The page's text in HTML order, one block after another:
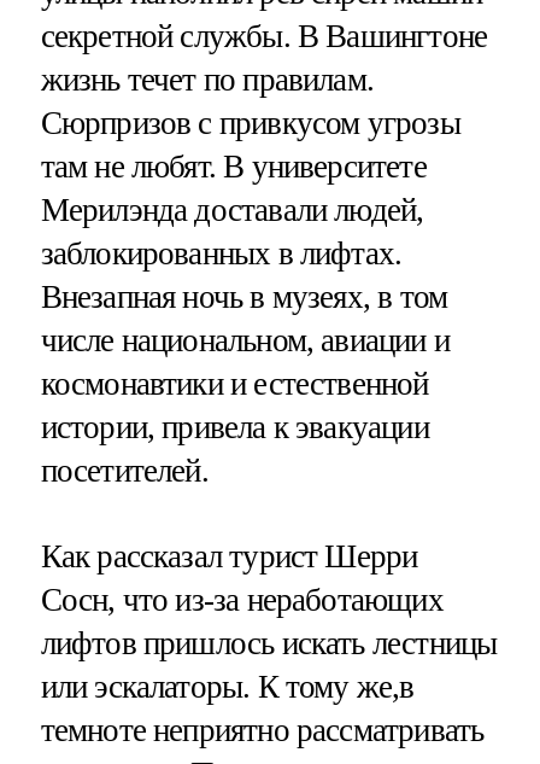
секретной службы. В Вашингтоне
жизнь течет по правилам.
Сюрпризов с привкусом угрозы
там не любят. В университете
Мерилэнда доставали людей,
заблокированных в лифтах.
Внезапная ночь в музеях, в том
числе национальном, авиации и
космонавтики и естественной
истории, привела к эвакуации
посетителей.
Как рассказал турист Шерри
Сосн, что из-за неработающих
лифтов пришлось искать лестницы
или эскалаторы. К тому же,в
темноте неприятно рассматривать